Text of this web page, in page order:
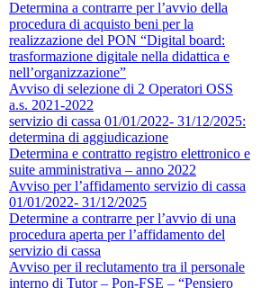
Determina a contrarre per l’avvio della
procedura di acquisto beni per la
realizzazione del PON “Digital board:
trasformazione digitale nella didattica e
nell’organizzazione”
Avviso di selezione di 2 Operatori OSS
a.s. 2021-2022
servizio di cassa 01/01/2022- 31/12/2025:
determina di aggiudicazione
Determina e contratto registro elettronico e
suite amministrativa – anno 2022
Avviso per l’affidamento servizio di cassa
01/01/2022- 31/12/2025
Determine a contrarre per l’avvio di una
procedura aperta per l’affidamento del
servizio di cassa
Avviso per il reclutamento tra il personale
interno di Tutor – Pon-FSE – “Pensiero